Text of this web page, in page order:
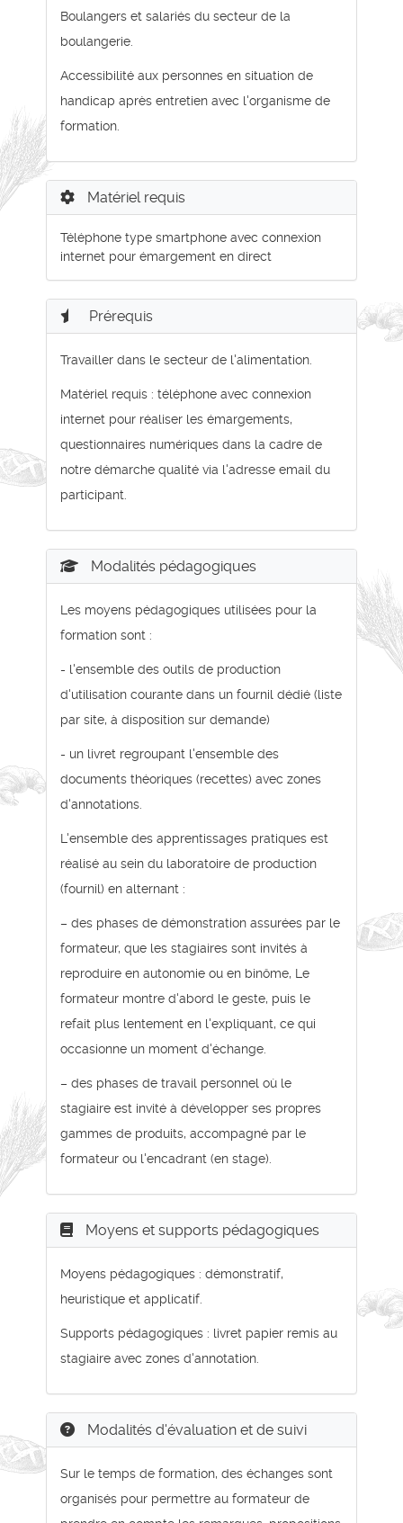
Boulangers et salariés du secteur de la
boulangerie.
Accessibilité aux personnes en situation de
handicap après entretien avec l'organisme de
formation.
Matériel requis
Téléphone type smartphone avec connexion
internet pour émargement en direct
Prérequis
Travailler dans le secteur de l'alimentation.
Matériel requis : téléphone avec connexion
internet pour réaliser les émargements,
questionnaires numériques dans la cadre de
notre démarche qualité via l'adresse email du
participant.
Modalités pédagogiques
Les moyens pédagogiques utilisées pour la
formation sont :
- l'ensemble des outils de production
d'utilisation courante dans un fournil dédié (liste
par site, à disposition sur demande)
- un livret regroupant l'ensemble des
documents théoriques (recettes) avec zones
d'annotations.
L'ensemble des apprentissages pratiques est
réalisé au sein du laboratoire de production
(fournil) en alternant :
– des phases de démonstration assurées par le
formateur, que les stagiaires sont invités à
reproduire en autonomie ou en binôme, Le
formateur montre d'abord le geste, puis le
refait plus lentement en l'expliquant, ce qui
occasionne un moment d'échange.
– des phases de travail personnel où le
stagiaire est invité à développer ses propres
gammes de produits, accompagné par le
formateur ou l'encadrant (en stage).
Moyens et supports pédagogiques
Moyens pédagogiques : démonstratif,
heuristique et applicatif.
Supports pédagogiques : livret papier remis au
stagiaire avec zones d'annotation.
Modalités d'évaluation et de suivi
Sur le temps de formation, des échanges sont
organisés pour permettre au formateur de